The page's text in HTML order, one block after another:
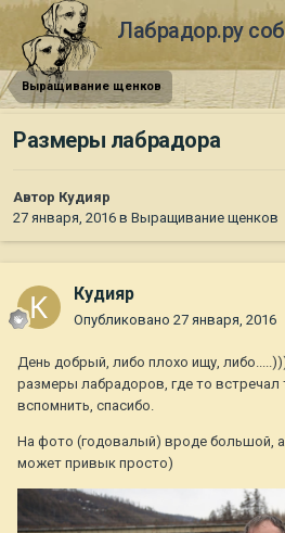
Лабрадор.ру
Выращивание щенков
Размеры лабрадора
Автор Кудияр
27 января, 2016 в Выращивание щенков
Кудияр
Опубликовано 27 января, 2016
День добрый, либо плохо ищу,
размеры лабрадоров, где то встречал
вспомнить, спасибо.
На фото (годовалый) вроде большой,
может привык просто)